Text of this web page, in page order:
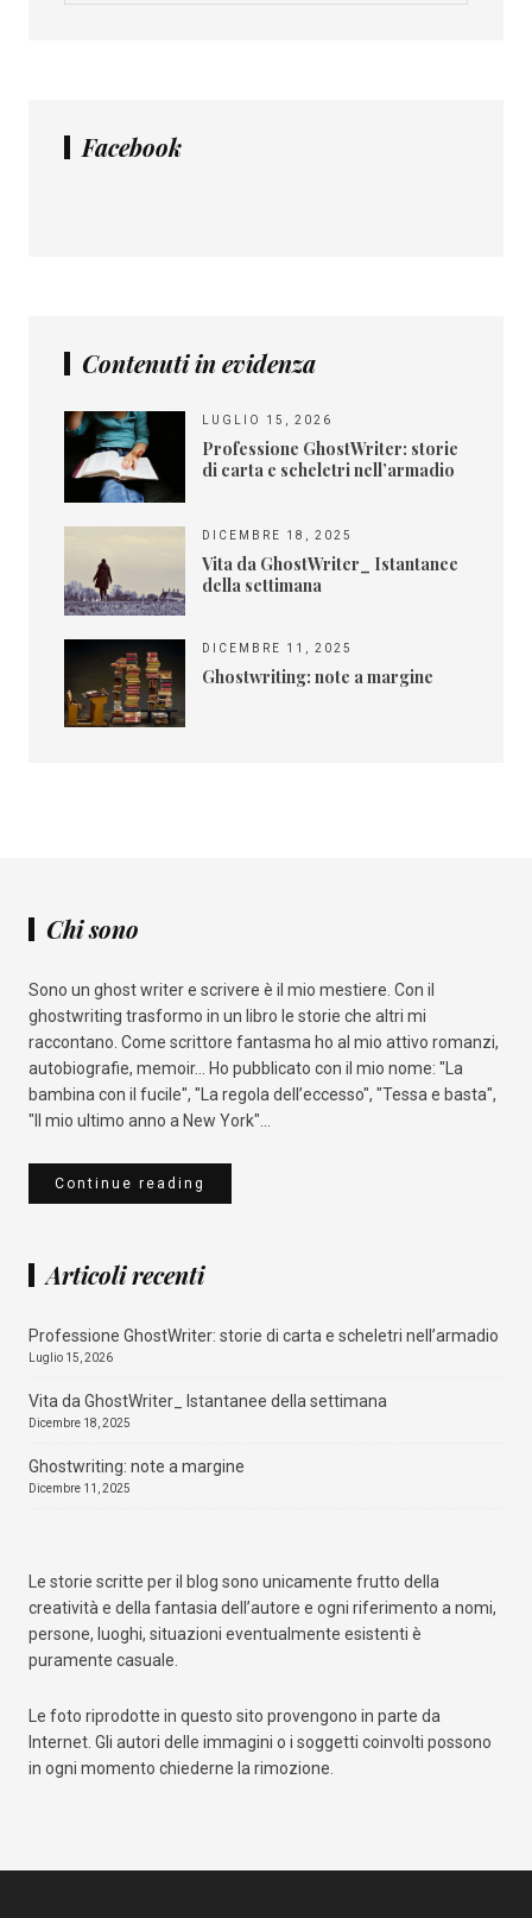
Facebook
Contenuti in evidenza
LUGLIO 15, 2026
Professione GhostWriter: storie
di carta e scheletri nell’armadio
DICEMBRE 18, 2025
Vita da GhostWriter_ Istantanee
della settimana
DICEMBRE 11, 2025
Ghostwriting: note a margine
Chi sono
Sono un ghost writer e scrivere è il mio mestiere. Con il
ghostwriting trasformo in un libro le storie che altri mi
raccontano. Come scrittore fantasma ho al mio attivo romanzi,
autobiografie, memoir... Ho pubblicato con il mio nome: "La
bambina con il fucile", "La regola dell’eccesso", "Tessa e basta",
"Il mio ultimo anno a New York"...
Continue reading
Articoli recenti
Professione GhostWriter: storie di carta e scheletri nell’armadio
Luglio 15, 2026
Vita da GhostWriter_ Istantanee della settimana
Dicembre 18, 2025
Ghostwriting: note a margine
Dicembre 11, 2025
Le storie scritte per il blog sono unicamente frutto della
creatività e della fantasia dell’autore e ogni riferimento a nomi,
persone, luoghi, situazioni eventualmente esistenti è
puramente casuale.
Le foto riprodotte in questo sito provengono in parte da
Internet. Gli autori delle immagini o i soggetti coinvolti possono
in ogni momento chiederne la rimozione.